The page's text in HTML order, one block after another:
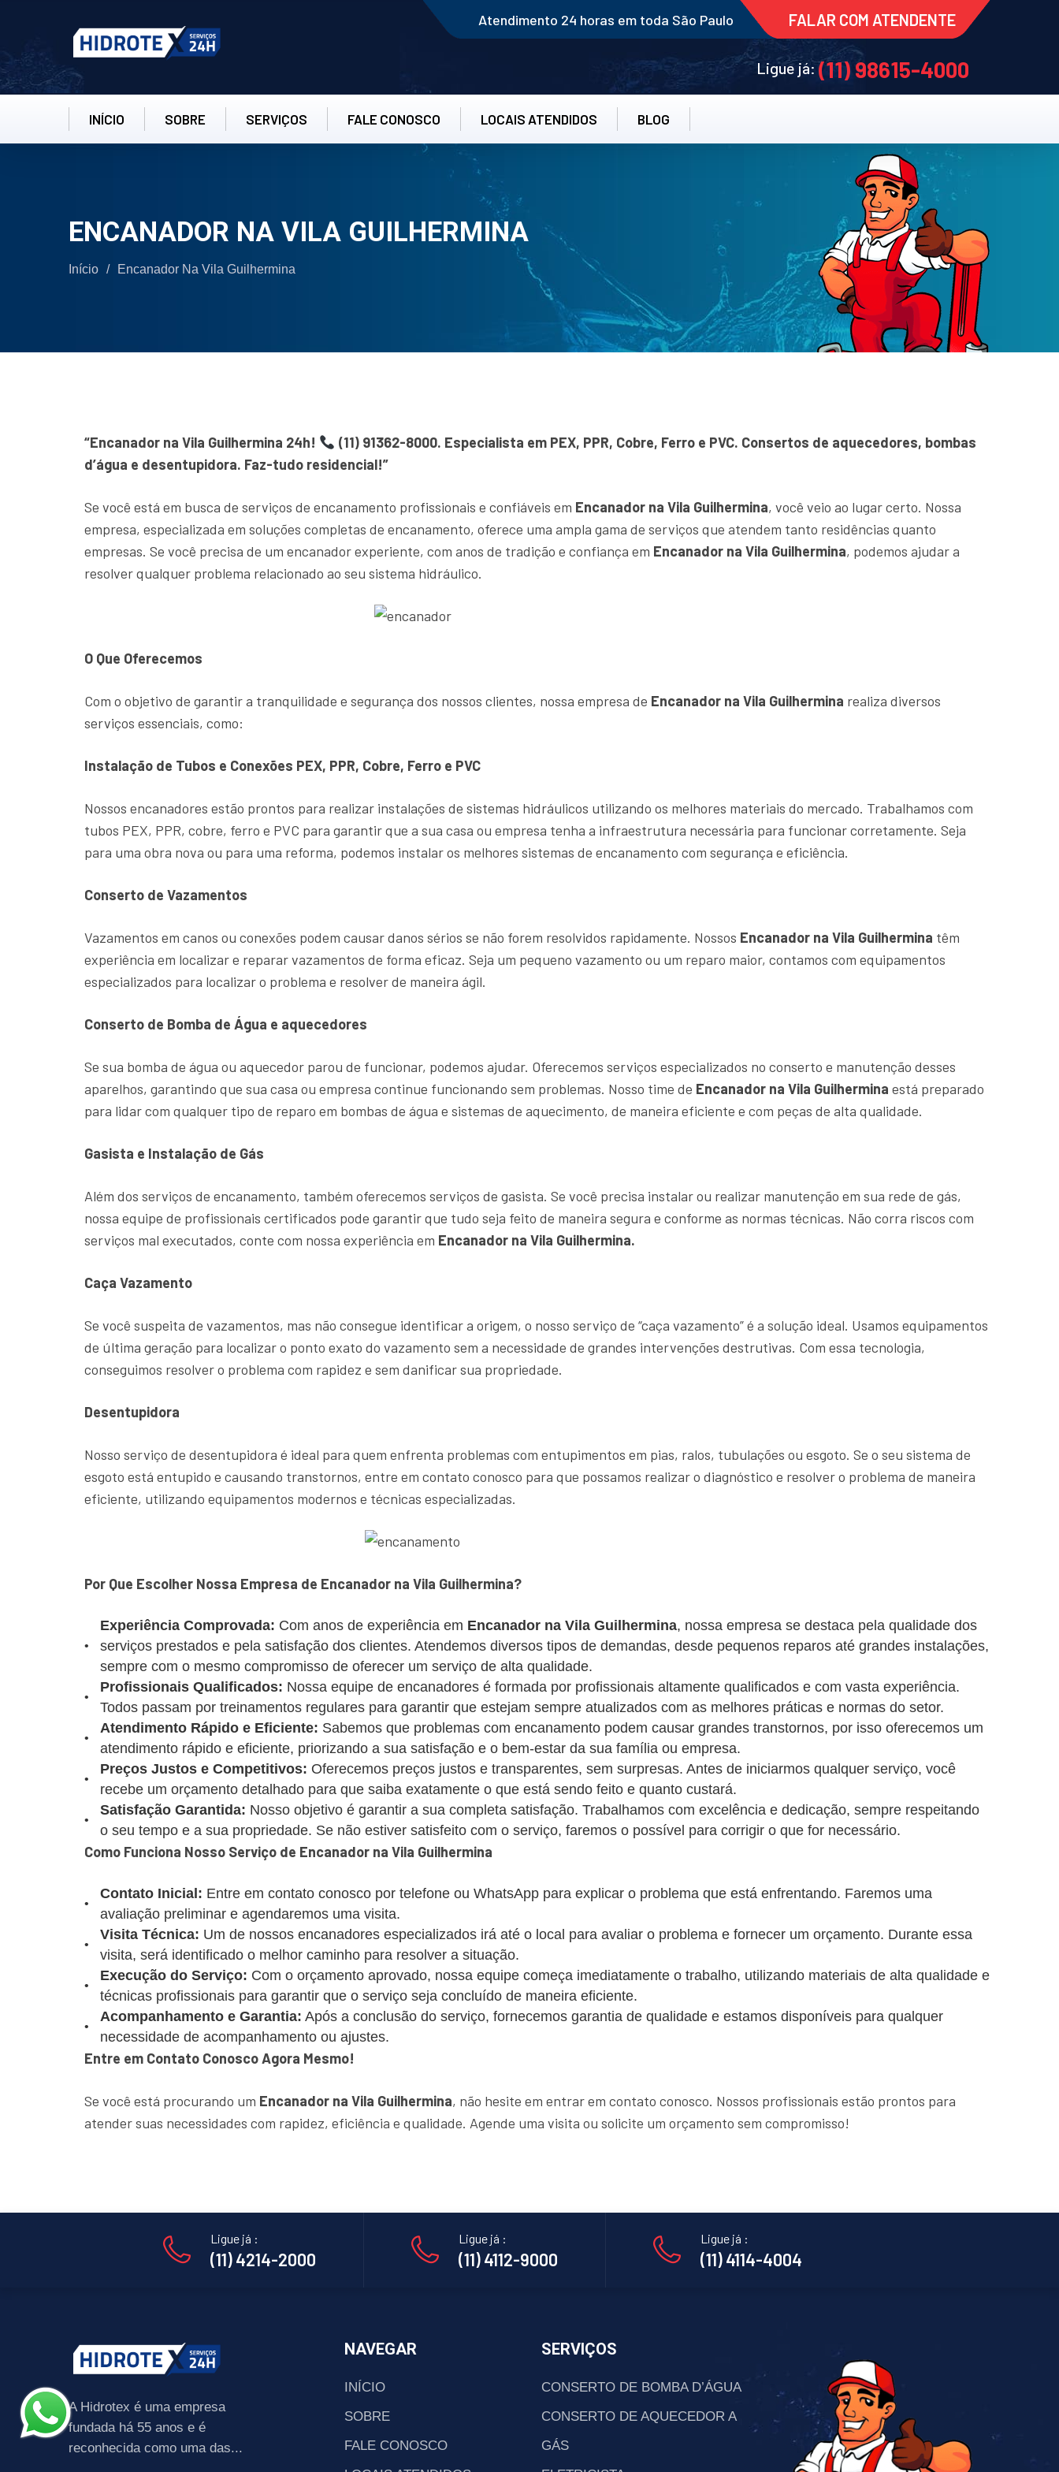
Atendimento 24 horas em toda São Paulo FALAR COM ATENDENTE
Ligue já:(11) 98615-4000
INÍCIO SOBRE SERVIÇOS FALE CONOSCO LOCAIS ATENDIDOS BLOG
ENCANADOR NA VILA GUILHERMINA
Início / Encanador Na Vila Guilhermina
“Encanador na Vila Guilhermina 24h!
(11) 91362-8000. Especialista em PEX, PPR, Cobre, Ferro e PVC. Consertos de aquecedores, bombas
d’água e desentupidora. Faz-tudo residencial!”
Se você está em busca de serviços de encanamento profissionais e confiáveis em Encanador na Vila Guilhermina, você veio ao lugar certo. Nossa
empresa, especializada em soluções completas de encanamento, oferece uma ampla gama de serviços que atendem tanto residências quanto
empresas. Se você precisa de um encanador experiente, com anos de tradição e confiança em Encanador na Vila Guilhermina, podemos ajudar a
resolver qualquer problema relacionado ao seu sistema hidráulico.
O Que Oferecemos
Com o objetivo de garantir a tranquilidade e segurança dos nossos clientes, nossa empresa de Encanador na Vila Guilhermina realiza diversos
serviços essenciais, como:
Instalação de Tubos e Conexões PEX, PPR, Cobre, Ferro e PVC
Nossos encanadores estão prontos para realizar instalações de sistemas hidráulicos utilizando os melhores materiais do mercado. Trabalhamos com
tubos PEX, PPR, cobre, ferro e PVC para garantir que a sua casa ou empresa tenha a infraestrutura necessária para funcionar corretamente. Seja
para uma obra nova ou para uma reforma, podemos instalar os melhores sistemas de encanamento com segurança e eficiência.
Conserto de Vazamentos
Vazamentos em canos ou conexões podem causar danos sérios se não forem resolvidos rapidamente. Nossos Encanador na Vila Guilhermina têm
experiência em localizar e reparar vazamentos de forma eficaz. Seja um pequeno vazamento ou um reparo maior, contamos com equipamentos
especializados para localizar o problema e resolver de maneira ágil.
Conserto de Bomba de Água e aquecedores
Se sua bomba de água ou aquecedor parou de funcionar, podemos ajudar. Oferecemos serviços especializados no conserto e manutenção desses
aparelhos, garantindo que sua casa ou empresa continue funcionando sem problemas. Nosso time de Encanador na Vila Guilhermina está preparado
para lidar com qualquer tipo de reparo em bombas de água e sistemas de aquecimento, de maneira eficiente e com peças de alta qualidade.
Gasista e Instalação de Gás
Além dos serviços de encanamento, também oferecemos serviços de gasista. Se você precisa instalar ou realizar manutenção em sua rede de gás,
nossa equipe de profissionais certificados pode garantir que tudo seja feito de maneira segura e conforme as normas técnicas. Não corra riscos com
serviços mal executados, conte com nossa experiência em Encanador na Vila Guilhermina.
Caça Vazamento
Se você suspeita de vazamentos, mas não consegue identificar a origem, o nosso serviço de “caça vazamento” é a solução ideal. Usamos equipamentos
de última geração para localizar o ponto exato do vazamento sem a necessidade de grandes intervenções destrutivas. Com essa tecnologia,
conseguimos resolver o problema com rapidez e sem danificar sua propriedade.
Desentupidora
Nosso serviço de desentupidora é ideal para quem enfrenta problemas com entupimentos em pias, ralos, tubulações ou esgoto. Se o seu sistema de
esgoto está entupido e causando transtornos, entre em contato conosco para que possamos realizar o diagnóstico e resolver o problema de maneira
eficiente, utilizando equipamentos modernos e técnicas especializadas.
Por Que Escolher Nossa Empresa de Encanador na Vila Guilhermina?
Experiência Comprovada: Com anos de experiência em Encanador na Vila Guilhermina, nossa empresa se destaca pela qualidade dos
serviços prestados e pela satisfação dos clientes. Atendemos diversos tipos de demandas, desde pequenos reparos até grandes instalações,
sempre com o mesmo compromisso de oferecer um serviço de alta qualidade.
Profissionais Qualificados: Nossa equipe de encanadores é formada por profissionais altamente qualificados e com vasta experiência.
Todos passam por treinamentos regulares para garantir que estejam sempre atualizados com as melhores práticas e normas do setor.
Atendimento Rápido e Eficiente: Sabemos que problemas com encanamento podem causar grandes transtornos, por isso oferecemos um
atendimento rápido e eficiente, priorizando a sua satisfação e o bem-estar da sua família ou empresa.
Preços Justos e Competitivos: Oferecemos preços justos e transparentes, sem surpresas. Antes de iniciarmos qualquer serviço, você
recebe um orçamento detalhado para que saiba exatamente o que está sendo feito e quanto custará.
Satisfação Garantida: Nosso objetivo é garantir a sua completa satisfação. Trabalhamos com excelência e dedicação, sempre respeitando
o seu tempo e a sua propriedade. Se não estiver satisfeito com o serviço, faremos o possível para corrigir o que for necessário.
Como Funciona Nosso Serviço de Encanador na Vila Guilhermina
Contato Inicial: Entre em contato conosco por telefone ou WhatsApp para explicar o problema que está enfrentando. Faremos uma
avaliação preliminar e agendaremos uma visita.
Visita Técnica: Um de nossos encanadores especializados irá até o local para avaliar o problema e fornecer um orçamento. Durante essa
visita, será identificado o melhor caminho para resolver a situação.
Execução do Serviço: Com o orçamento aprovado, nossa equipe começa imediatamente o trabalho, utilizando materiais de alta qualidade e
técnicas profissionais para garantir que o serviço seja concluído de maneira eficiente.
Acompanhamento e Garantia: Após a conclusão do serviço, fornecemos garantia de qualidade e estamos disponíveis para qualquer
necessidade de acompanhamento ou ajustes.
Entre em Contato Conosco Agora Mesmo!
Se você está procurando um Encanador na Vila Guilhermina, não hesite em entrar em contato conosco. Nossos profissionais estão prontos para
atender suas necessidades com rapidez, eficiência e qualidade. Agende uma visita ou solicite um orçamento sem compromisso!
Ligue já :
(11) 4214-2000
Ligue já :
(11) 4112-9000
Ligue já :
(11) 4114-4004
A Hidrotex é uma empresa
fundada há 55 anos e é
reconhecida como uma das...
NAVEGAR
INÍCIO
SOBRE
FALE CONOSCO
SERVIÇOS
CONSERTO DE BOMBA D’ÁGUA
CONSERTO DE AQUECEDOR A
GÁS